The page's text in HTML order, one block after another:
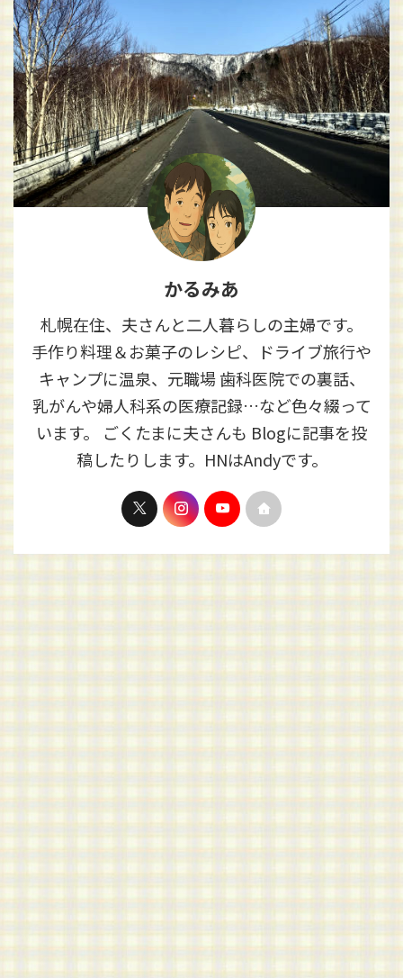
かるみあ
札幌在住、夫さんと二人暮らしの主婦です。
手作り料理＆お菓子のレシピ、ドライブ旅行や
キャンプに温泉、元職場 歯科医院での裏話、
乳がんや婦人科系の医療記録…など色々綴って
います。 ごくたまに夫さんも Blogに記事を投
稿したりします。HNはAndyです。